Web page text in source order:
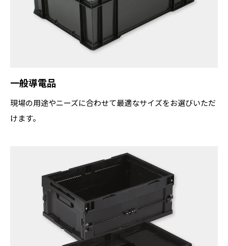
一般導電品
現場の用途やニーズに合わせて最適なサイズをお選びいただ
けます。